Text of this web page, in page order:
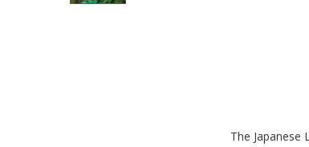
The Japanese